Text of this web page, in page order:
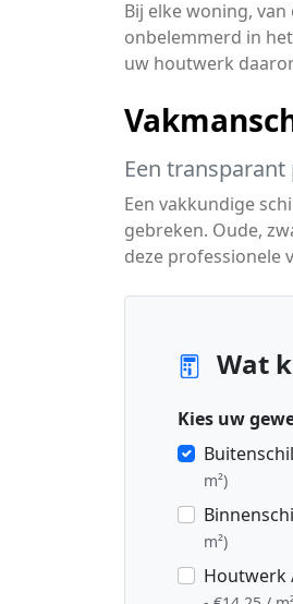
Bij elke woning, van
onbelemmerd in
uw houtwerk
Een
Een vakkundige
gebreken. Oude,
deze professionele
Wat
Kies uw
m²)
m²)
Houtwerk